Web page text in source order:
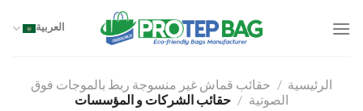
للمحتوى
العربية
الرئيسية / حقائب قماش غير منسوجة ربط بالموجات فوق
الصوتية / حقائب الشركات و المؤسسات